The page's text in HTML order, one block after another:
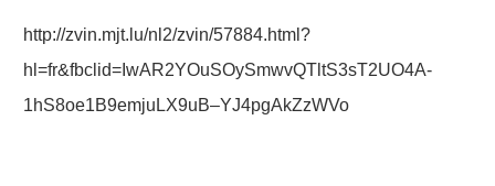
http://zvin.mjt.lu/nl2/zvin/57884.html?
hl=fr&fbclid=IwAR2YOuSOySmwvQTltS3sT2UO4A-
1hS8oe1B9emjuLX9uB–YJ4pgAkZzWVo